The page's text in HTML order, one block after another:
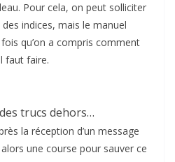
Pour cela, on peut solliciter
indices, mais le manuel
qu’on a compris comment
faut faire.
trucs dehors…
la réception d’un message
une course pour sauver ce